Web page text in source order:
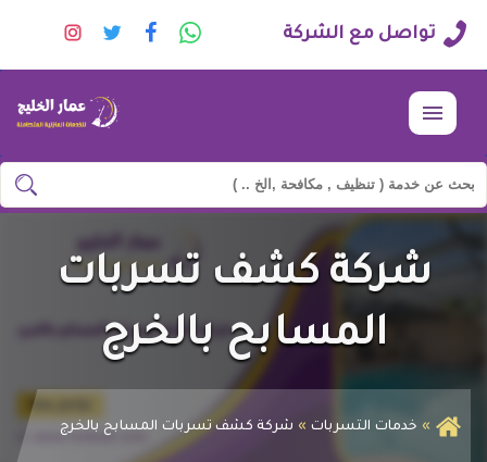
تواصل مع الشركة
راسلنا تابعنا تابعنا
القائمة
ابحث
في
شركة
شركة كشف تسربات
المسابح بالخرج
خدمات التسربات شركة كشف تسربات المسابح بالخرج